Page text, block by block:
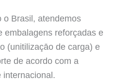
o Brasil, atendemos
embalagens reforçadas e
(unitilizaçāo de carga) e
de acordo com a
internacional.